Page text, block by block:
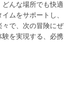
んな場所でも快適
ムをサポートし、
で、次の冒険にぜ
を実現する、必携